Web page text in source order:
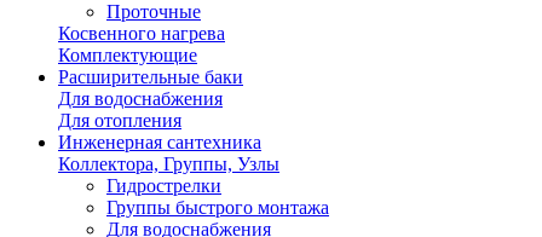
Проточные
Косвенного нагрева
Комплектующие
Расширительные баки
Для водоснабжения
Для отопления
Инженерная сантехника
Коллектора, Группы, Узлы
Гидрострелки
Группы быстрого монтажа
Для водоснабжения